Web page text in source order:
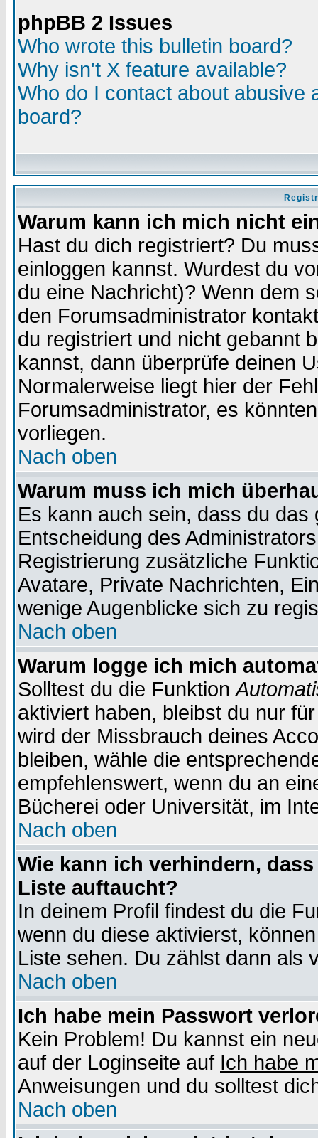
phpBB 2 Issues
Who wrote this bulletin board?
Why isn't X feature available?
Who do I contact about abusive
board?
Warum kann ich mich nicht
Hast du dich registriert? Du
einloggen kannst. Wurdest du
du eine Nachricht)? Wenn dem
den Forumsadministrator
du registriert und nicht gebannt
kannst, dann überprüfe deinen
Normalerweise liegt hier der
Forumsadministrator, es
vorliegen.
Nach oben
Warum muss ich mich
Es kann auch sein, dass du
Entscheidung des
Registrierung zusätzliche
Avatare, Private Nachrichten,
wenige Augenblicke sich zu
Nach oben
Warum logge ich mich
Solltest du die Funktion
aktiviert haben, bleibst du nur
wird der Missbrauch deines
bleiben, wähle die
empfehlenswert, wenn du an
Bücherei oder Universität, im
Nach oben
Wie kann ich verhindern,
Liste auftaucht?
In deinem Profil findest du die
wenn du diese aktivierst,
Liste sehen. Du zählst dann als
Nach oben
Ich habe mein Passwort
Kein Problem! Du kannst ein
auf der Loginseite auf Ich habe
Anweisungen und du solltest
Nach oben